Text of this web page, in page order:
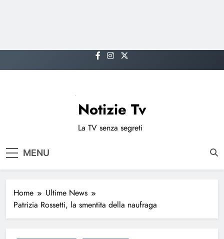
to
Notizie Tv
La TV senza segreti
MENU
Home
Ultime News
Patrizia Rossetti, la smentita della naufraga